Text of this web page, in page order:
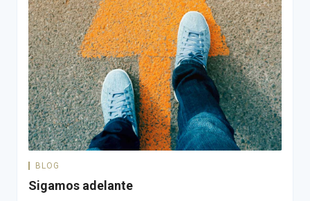
BLOG
Sigamos adelante